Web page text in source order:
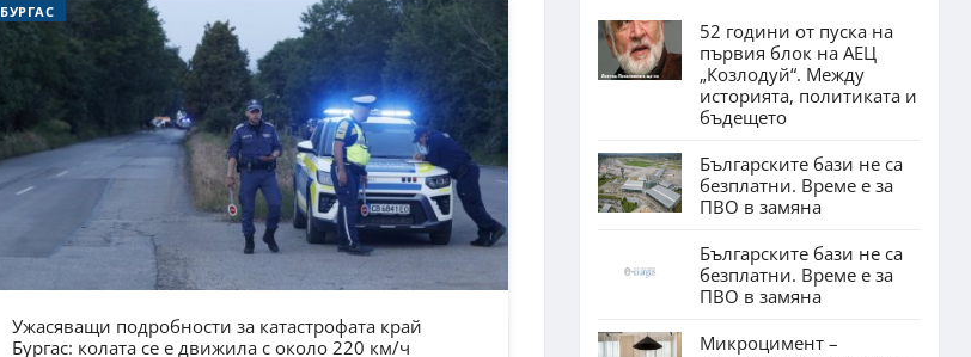
БУРГАС
Ужасяващи подробности за катастрофата край
Бургас: колата се е движила с около 220 км/ч
52 години от пуска на
първия блок на АЕЦ
„Козлодуй“. Между
историята, политиката и
бъдещето
Българските бази не са
безплатни. Време е за
ПВО в замяна
Българските бази не са
безплатни. Време е за
ПВО в замяна
Микроцимент –